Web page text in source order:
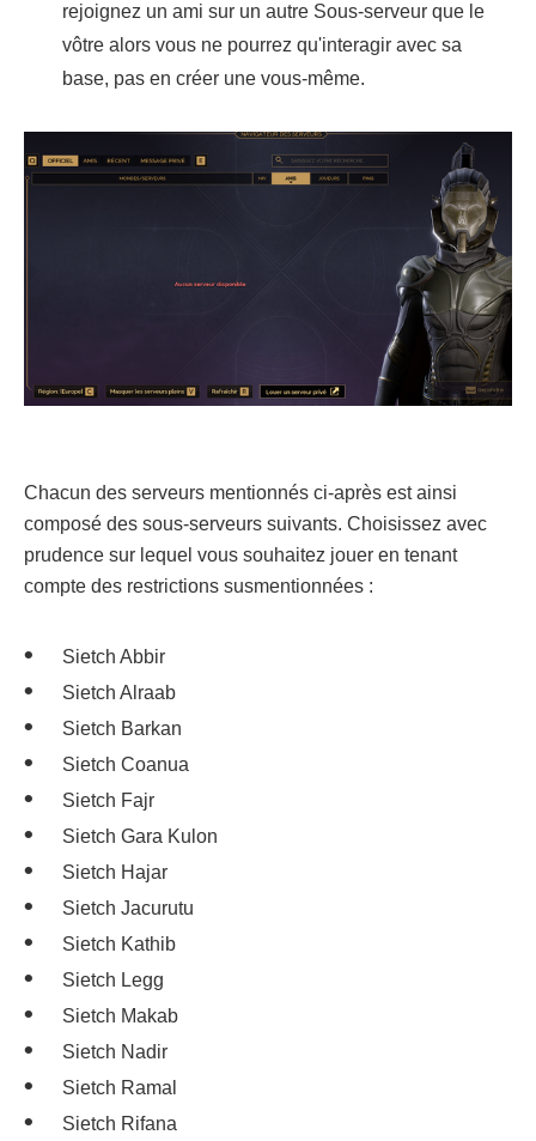
rejoignez un ami sur un autre Sous-serveur que le
vôtre alors vous ne pourrez qu'interagir avec sa
base, pas en créer une vous-même.
Chacun des serveurs mentionnés ci-après est ainsi
composé des sous-serveurs suivants. Choisissez avec
prudence sur lequel vous souhaitez jouer en tenant
compte des restrictions susmentionnées :
Sietch Abbir
Sietch Alraab
Sietch Barkan
Sietch Coanua
Sietch Fajr
Sietch Gara Kulon
Sietch Hajar
Sietch Jacurutu
Sietch Kathib
Sietch Legg
Sietch Makab
Sietch Nadir
Sietch Ramal
Sietch Rifana